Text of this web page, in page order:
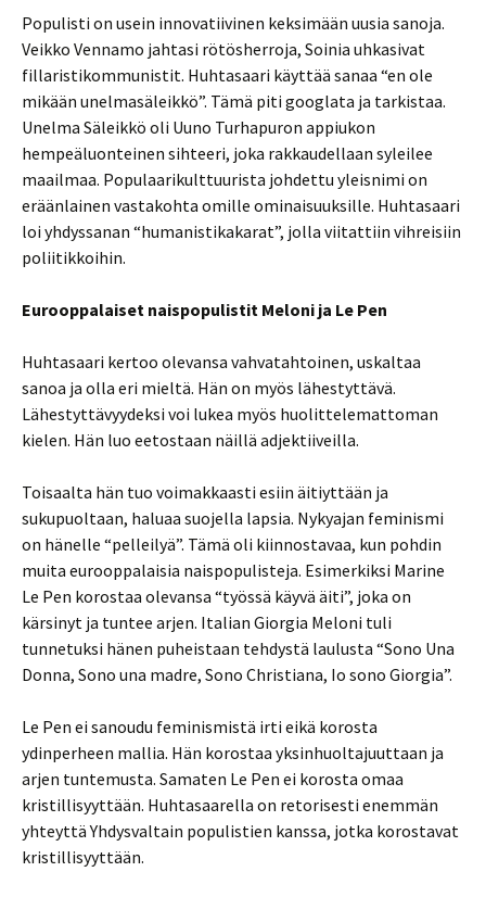
Populisti on usein innovatiivinen keksimään uusia sanoja.
Veikko Vennamo jahtasi rötösherroja, Soinia uhkasivat
fillaristikommunistit. Huhtasaari käyttää sanaa “en ole
mikään unelmasäleikkö”. Tämä piti googlata ja tarkistaa.
Unelma Säleikkö oli Uuno Turhapuron appiukon
hempeäluonteinen sihteeri, joka rakkaudellaan syleilee
maailmaa. Populaarikulttuurista johdettu yleisnimi on
eräänlainen vastakohta omille ominaisuuksille. Huhtasaari
loi yhdyssanan “humanistikakarat”, jolla viitattiin vihreisiin
poliitikkoihin.
Eurooppalaiset naispopulistit Meloni ja Le Pen
Huhtasaari kertoo olevansa vahvatahtoinen, uskaltaa
sanoa ja olla eri mieltä. Hän on myös lähestyttävä.
Lähestyttävyydeksi voi lukea myös huolittelemattoman
kielen. Hän luo eetostaan näillä adjektiiveilla.
Toisaalta hän tuo voimakkaasti esiin äitiyttään ja
sukupuoltaan, haluaa suojella lapsia. Nykyajan feminismi
on hänelle “pelleilyä”. Tämä oli kiinnostavaa, kun pohdin
muita eurooppalaisia naispopulisteja. Esimerkiksi Marine
Le Pen korostaa olevansa “työssä käyvä äiti”, joka on
kärsinyt ja tuntee arjen. Italian Giorgia Meloni tuli
tunnetuksi hänen puheistaan tehdystä laulusta “Sono Una
Donna, Sono una madre, Sono Christiana, Io sono Giorgia”.
Le Pen ei sanoudu feminismistä irti eikä korosta
ydinperheen mallia. Hän korostaa yksinhuoltajuuttaan ja
arjen tuntemusta. Samaten Le Pen ei korosta omaa
kristillisyyttään. Huhtasaarella on retorisesti enemmän
yhteyttä Yhdysvaltain populistien kanssa, jotka korostavat
kristillisyyttään.